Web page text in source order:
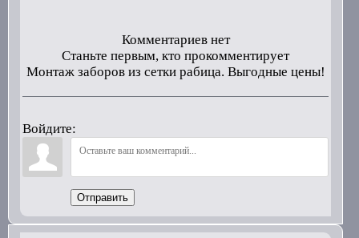
Комментариев нет
Станьте первым, кто прокомментирует
Монтаж заборов из сетки рабица. Выгодные цены!
Войдите:
Отправить